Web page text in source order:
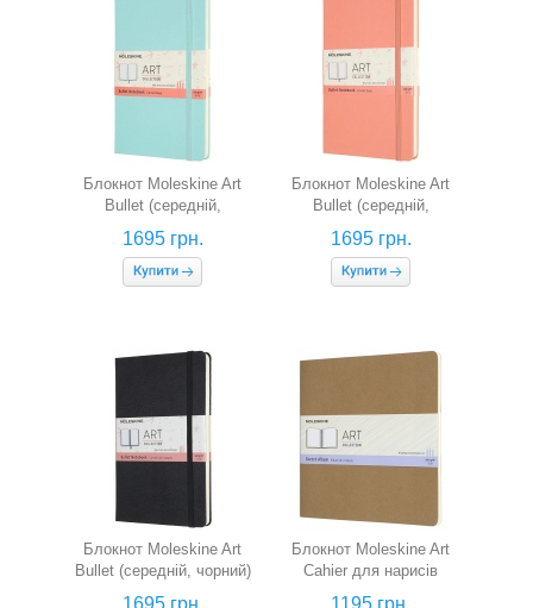
Блокнот Moleskine Art
Bullet (середній,
аквамарин)
1695 грн.
Блокнот Moleskine Art
Bullet (середній,
кораловий)
1695 грн.
Блокнот Moleskine Art
Bullet (середній, чорний)
1695 грн.
Блокнот Moleskine Art
Cahier для нарисів
(квадратний, беж)
1195 грн.